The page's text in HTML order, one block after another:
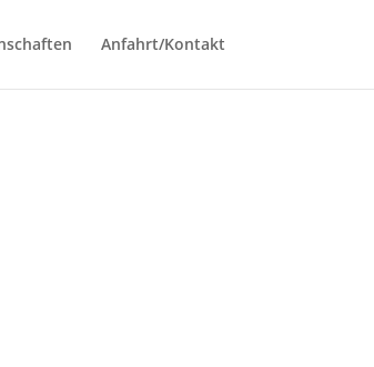
Anfahrt/Kontakt